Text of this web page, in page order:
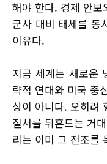
해야 한다. 경제 안
군사 대비 태세를 동
이유다.
지금 세계는 새로운
략적 연대와 미국 중
상이 아니다. 오히려
질서를 뒤흔드는 거
리는 이미 그 전조를